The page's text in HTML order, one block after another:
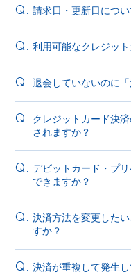
Q. 請求日・更新日につい
Q. 利用可能なクレジッ
Q. 退会していないのに
Q. クレジットカード決
されますか？
Q. デビットカード・プ
できますか？
Q. 決済方法を変更した
すか？
Q. 決済が重複して発生し